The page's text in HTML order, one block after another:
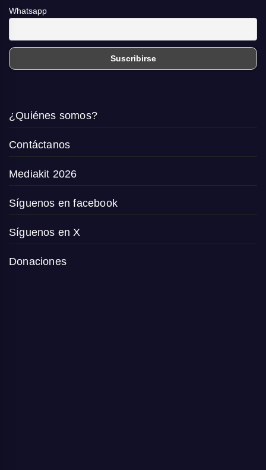
Whatsapp
¿Quiénes somos?
Contáctanos
Mediakit 2026
Síguenos en facebook
Síguenos en X
Donaciones